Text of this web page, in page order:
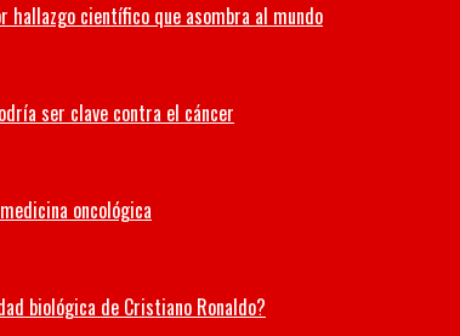
hallazgo científico que asombra al mundo
ser clave contra el cáncer
oncológica
biológica de Cristiano Ronaldo?